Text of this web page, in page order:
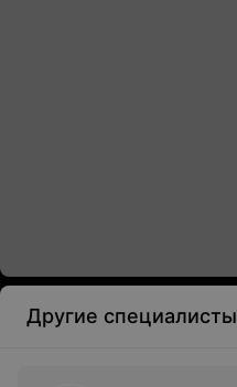
Другие специалисты